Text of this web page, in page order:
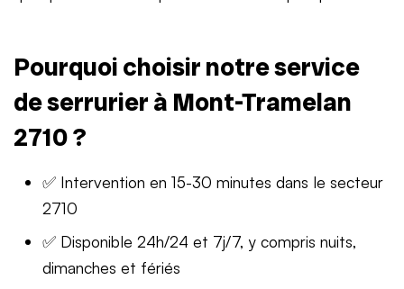
Pourquoi choisir notre service
de serrurier à Mont-Tramelan
2710 ?
✅ Intervention en 15-30 minutes dans le secteur
2710
✅ Disponible 24h/24 et 7j/7, y compris nuits,
dimanches et fériés